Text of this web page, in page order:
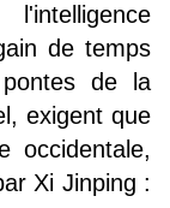
de temps
de la
exigent que
occidentale,
Xi Jinping :